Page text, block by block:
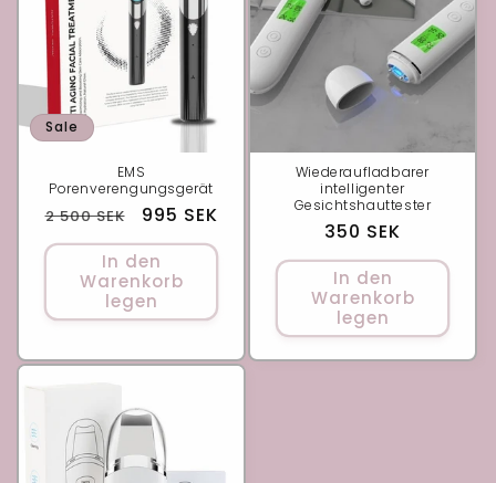
Sale
EMS
Porenverengungsgerät
Normaler
Preis
2 500 SEK Verkaufspreis
995 SEK
In den
Warenkorb
legen
Wiederaufladbarer
intelligenter
Gesichtshauttester
Normaler
Preis
350 SEK
In den
Warenkorb
legen